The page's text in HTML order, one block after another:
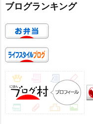
ブログランキング